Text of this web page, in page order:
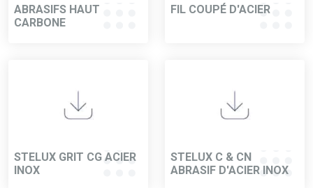
ABRASIFS HAUT
CARBONE
FIL COUPÉ D'ACIER
STELUX GRIT CG ACIER
INOX
STELUX C & CN
ABRASIF D'ACIER INOX